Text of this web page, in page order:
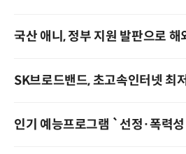
국산 애니, 정부 지원 발판으로 해
SK브로드밴드, 초고속인터넷 최
인기 예능프로그램 `선정·폭력